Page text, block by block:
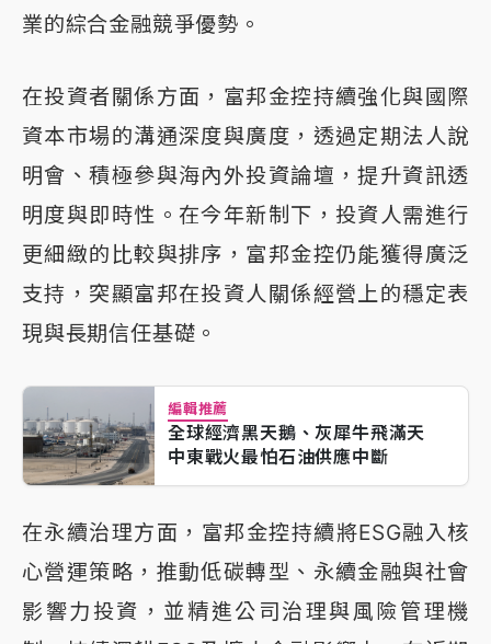
業的綜合金融競爭優勢。
在投資者關係方面，富邦金控持續強化與國際
資本市場的溝通深度與廣度，透過定期法人說
明會、積極參與海內外投資論壇，提升資訊透
明度與即時性。在今年新制下，投資人需進行
更細緻的比較與排序，富邦金控仍能獲得廣泛
支持，突顯富邦在投資人關係經營上的穩定表
現與長期信任基礎。
編輯推薦
全球經濟黑天鵝、灰犀牛飛滿天
中東戰火最怕石油供應中斷
在永續治理方面，富邦金控持續將ESG融入核
心營運策略，推動低碳轉型、永續金融與社會
影響力投資，並精進公司治理與風險管理機